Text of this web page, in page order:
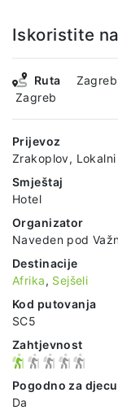
Iskoristite
Ruta Zagreb
Zagreb
Prijevoz
Zrakoplov,
Smještaj
Hotel
Organizator
Naveden pod
Destinacije
Afrika, Sejšeli
Kod putovanja
SC5
Zahtjevnost
Pogodno za djecu
Da